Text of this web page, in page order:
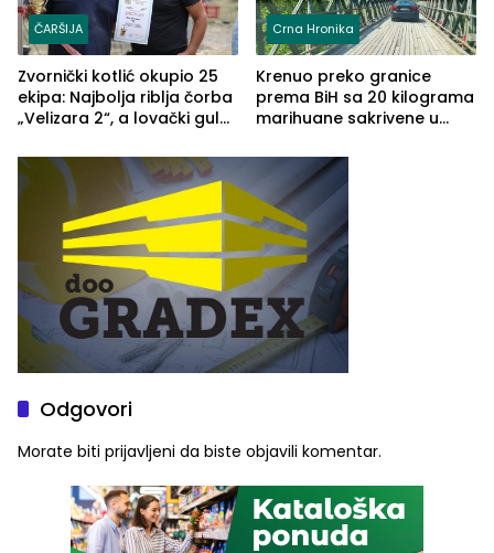
ČARŠIJA
Zvornički kotlić okupio 25
ekipa: Najbolja riblja čorba
„Velizara 2“, a lovački gulaš
Crna Hronika
Krenuo preko granice
prema BiH sa 20 kilograma
marihuane sakrivene u
Odgovori
Morate biti prijavljeni da biste objavili komentar.